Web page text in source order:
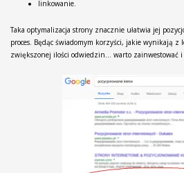
linkowanie.
Taka optymalizacja strony znacznie ułatwia jej
proces. Będąc świadomym korzyści, jakie wynikają z
zwiększonej ilości odwiedzin… warto zainwestować i